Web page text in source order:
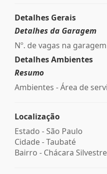
Detalhes Gerais
Detalhes da Garagem
Nº. de vagas na garagem
Detalhes Ambientes
Resumo
Ambientes - Área de
Localização
Estado - São Paulo
Cidade -Taubaté
Bairro - Chácara Silvestre